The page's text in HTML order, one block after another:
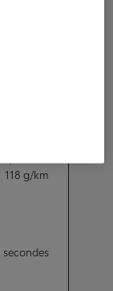
118 g/km
secondes